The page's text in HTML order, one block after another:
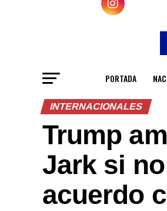
PORTADA
INTERNACIONALES
Trump
Jark si
acuerdo